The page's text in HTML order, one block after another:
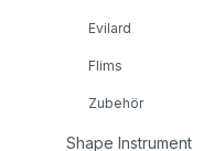
Evilard
Flims
Zubehör
Shape Instrument